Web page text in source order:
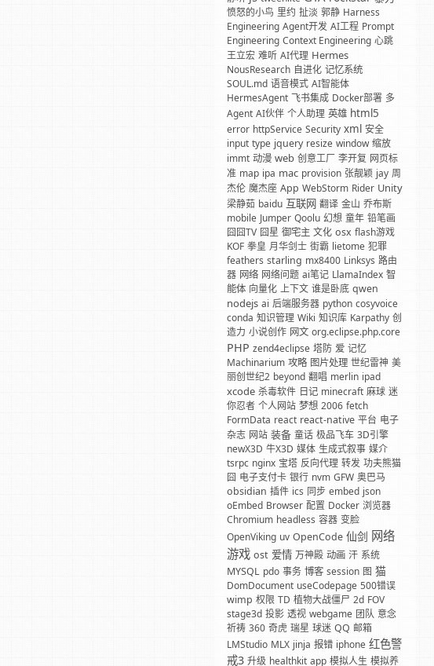
愤怒的小鸟 里约 扯淡 郭静 Harness
Engineering Agent开发 AI工程 Prompt
Engineering Context Engineering 心跳
王立宏 难听 AI代理 Hermes
NousResearch 自进化 记忆系统
SOUL.md 语音模式 AI智能体
HermesAgent 飞书集成 Docker部署 多
Agent AI伙伴 个人助理 英雄 html5
error httpService Security xml 安全
input type jquery resize window 缩放
immt 动漫 web 创意工厂 李开复 网页标
准 map ipa mac provision 张靓颖 jay 周
杰伦 魔杰座 App WebStorm Rider Unity
梁静茹 baidu 互联网 翻译 金山 乔布斯
mobile Jumper Qoolu 幻想 童年 铅笔画
囧囧TV 囧星 御宅主 文化 osx flash游戏
KOF 拳皇 月华剑士 街霸 lietome 犯罪
feathers starling mx8400 Linksys 路由
器 网络 网络问题 ai笔记 LlamaIndex 智
能体 向量化 上下文 谁是卧底 qwen
nodejs ai 后端服务器 python cosyvoice
conda 知识管理 Wiki 知识库 Karpathy 创
造力 小说创作 网文 org.eclipse.php.core
PHP zend4eclipse 塔防 爱 记忆
Machinarium 攻略 图片处理 世纪雷神 美
丽创世纪2 beyond 翻唱 merlin ipad
xcode 杀毒软件 日记 minecraft 麻球 迷
你忍者 个人网站 梦想 2006 fetch
FormData react react-native 平台 电子
杂志 网站 装备 童话 极品飞车 3D引擎
newX3D 牛X3D 媒体 生成式叙事 媒介
tsrpc nginx 宝塔 反向代理 转发 功夫熊猫
囧 电子支付卡 银行 nvm GFW 奥巴马
obsidian 插件 ics 同步 embed json
oEmbed Browser 配置 Docker 浏览器
Chromium headless 容器 变脸
OpenViking uv OpenCode 仙剑 网络
游戏 ost 爱情 万神殿 动画 汗 系统
MYSQL pdo 事务 博客 session 图 猫
DomDocument useCodepage 500错误
wimp 权限 TD 植物大战僵尸 2d FOV
stage3d 投影 透视 webgame 团队 意念
祈祷 360 奇虎 瑞星 球迷 QQ 邮箱
LMStudio MLX jinja 报错 iphone 红色警
戒3 升级 healthkit app 模拟人生 模拟养